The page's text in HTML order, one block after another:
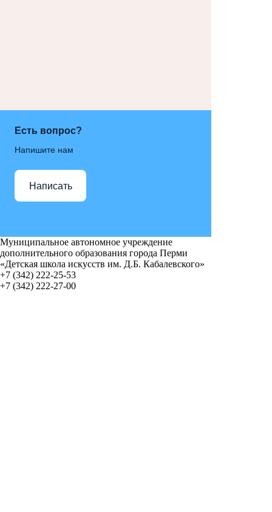
Есть вопрос?
Напишите нам
Написать
Муниципальное автономное учреждение
дополнительного образования города Перми
«Детская школа искусств им. Д.Б. Кабалевского»
+7 (342) 222-25-53
+7 (342) 222-27-00